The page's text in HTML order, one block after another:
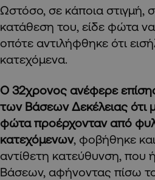
Ωστόσο, σε κάποια στιγμή,
κατάθεση του, είδε φώτα
οπότε αντιλήφθηκε ότι
κατεχόμενα.
Ο 32χρονος ανέφερε
των Βάσεων Δεκέλειας ότι
φώτα προέρχονταν από
κατεχόμενων, φοβήθηκε
αντίθετη κατεύθυνση, που
Βάσεων, αφήνοντας πίσω